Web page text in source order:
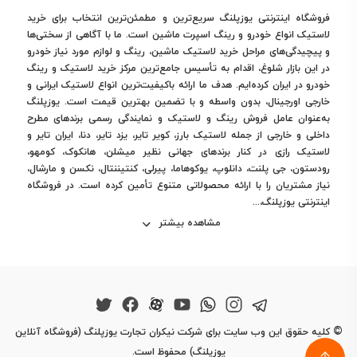
قیمت لاستیک کویر تایر | اقتصادی و رقابتی
قیمت لاستیک کویر تایریکی از مزیت‌های اصلی این برند
است. عوامل تعیین‌کننده قیمت شامل:
سایز و ابعاد تایر: تایرهای بزرگ‌تر قیمت بیشتری دارند
نوع مواد اولیه و تکنولوژی: استفاده از ترکیبات مقاوم و
تجهیزات پیشرفته
هزینه حمل و نقل و نیروی انسانی: تأثیر مستقیم بر قیمت
نهایی
: با توجه به تولید داخلی، قیمت لاستیک
ثبت ناملاستیک کویر تایر دولتی
فروشگاه اینترنتی یوزپلنگ سریع‌ترین و مطمئن‌ترین انتخاب برای خرید
لاستیک انواع خودرو و رینگ اسپرت ماشین است. ما با آگاهی از سختی‌ها
و پیچیدگی‌های مراحل خرید لاستیک ماشین، رینگ و لوازم مورد نیاز خودرو
در این بازار شلوغ، اقدام به تأسیس جامع‌ترین مرکز خرید لاستیک و رینگ
خودرو در ایران کرده‌ایم. هدف ما ارائه باکیفیت‌ترین انواع لاستیک ایرانی و
خارجی اورجینال، بدون واسطه و با تضمین بهترین قیمت است. یوزپلنگ
به‌عنوان عامل فروش رینگ و لاستیک و نمایندگی رسمی برندهای مطرح
داخلی و خارجی از جمله لاستیک بارز، کویر تایر، یزد تایر، دنا، ایران تایر و
لاستیک رازی در کنار برندهای جهانی نظیر میشلن، هانکوک، کومهو،
رودستون، جی پلنت، دانلوپ، یوکوهاما، پیرلی، کنتیننتال، نکسن و مارشال،
نیاز مشتریان را با ارائه محصولاتی متنوع تأمین کرده است. در فروشگاه
اینترنتی یوزپلنگ،...
مشاهده بیشتر
©کلیه حقوق این وب سایت برای شرکت نیکران تجارت یوزپلنگ (فروشگاه آنلاین
یوزپلنگ) محفوظ است.